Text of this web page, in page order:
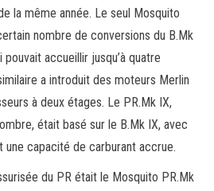
la même année. Le seul Mosquito
nombre de conversions du B.Mk
pouvait accueillir jusqu’à quatre
a introduit des moteurs Merlin
à deux étages. Le PR.Mk IX,
était basé sur le B.Mk IX, avec
capacité de carburant accrue.
du PR était le Mosquito PR.Mk